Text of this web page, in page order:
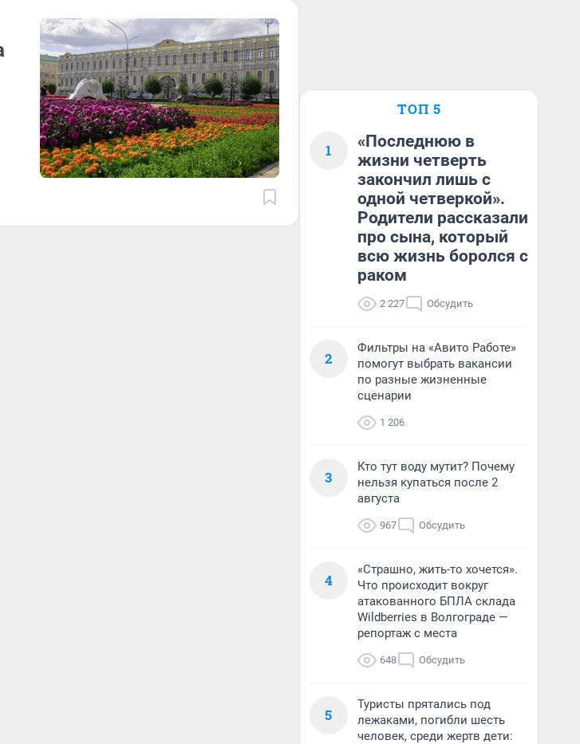
ТОП 5
1
«Последнюю в
жизни четверть
закончил лишь с
одной четверкой».
Родители рассказали
про сына, который
всю жизнь боролся с
раком
2 227 Обсудить
2
Фильтры на «Авито Работе»
помогут выбрать вакансии
по разные жизненные
сценарии
1 206
3
Кто тут воду мутит? Почему
нельзя купаться после 2
августа
967 Обсудить
4
«Страшно, жить-то хочется».
Что происходит вокруг
атакованного БПЛА склада
Wildberries в Волгограде —
репортаж с места
648 Обсудить
5
Туристы прятались под
лежаками, погибли шесть
человек, среди жертв дети: